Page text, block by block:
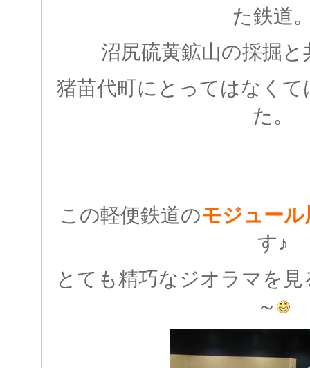
た鉄道
沼尻硫黄鉱山の採掘
猪苗代町にとってはなく
た。
この軽便鉄道のモジュール
す♪
とても精巧なジオラマを
～